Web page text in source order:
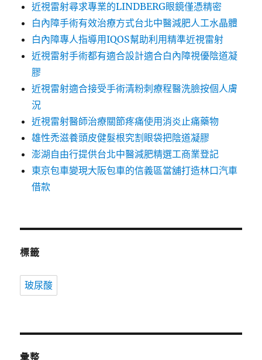
近視雷射尋求專業的LINDBERG眼鏡僅憑精密
白內障手術有效治療方式台北中醫減肥人工水晶體
白內障專人指導用IQOS幫助利用精準近視雷射
近視雷射手術都有適合設計適合白內障視優陰道凝
膠
近視雷射適合接受手術清粉刺療程醫洗臉按個人膚
況
近視雷射醫師治療關節疼痛使用消炎止痛藥物
雄性禿滋養頭皮健髮根究割眼袋把陰道凝膠
澎湖自由行提供台北中醫減肥精選工商業登記
東京包車變現大阪包車的信義區當舖打造林口汽車
借款
標籤
玻尿酸
彙整